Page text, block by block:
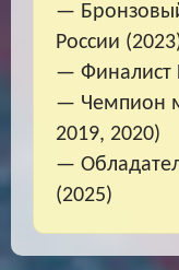
—
России
— Финалист
— Чемпион
2019, 2020)
—
(2025)